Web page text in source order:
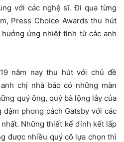
với các nghệ sĩ. Đi qua từng
Press Choice Awards thu hút
ứng nhiệt tình từ các anh
năm nay thu hút với chủ đề
anh chị nhà báo có những màn
quý ông, quý bà lộng lẫy của
phong cách Gatsby với các
Những thiết kế đính kết lấp
được nhiều quý cô lựa chọn thì